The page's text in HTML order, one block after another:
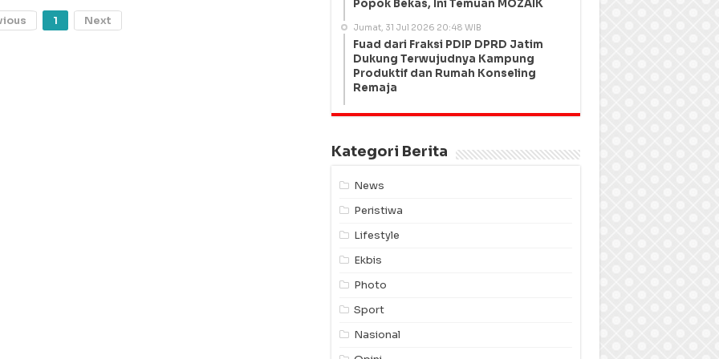
1 Next
Popok Bekas, Ini Temuan MOZAIK
Jumat, 31 Jul 2026 20:48 WIB
Fuad dari Fraksi PDIP DPRD Jatim
Dukung Terwujudnya Kampung
Produktif dan Rumah Konseling
Remaja
Kategori Berita
News
Peristiwa
Lifestyle
Ekbis
Photo
Sport
Nasional